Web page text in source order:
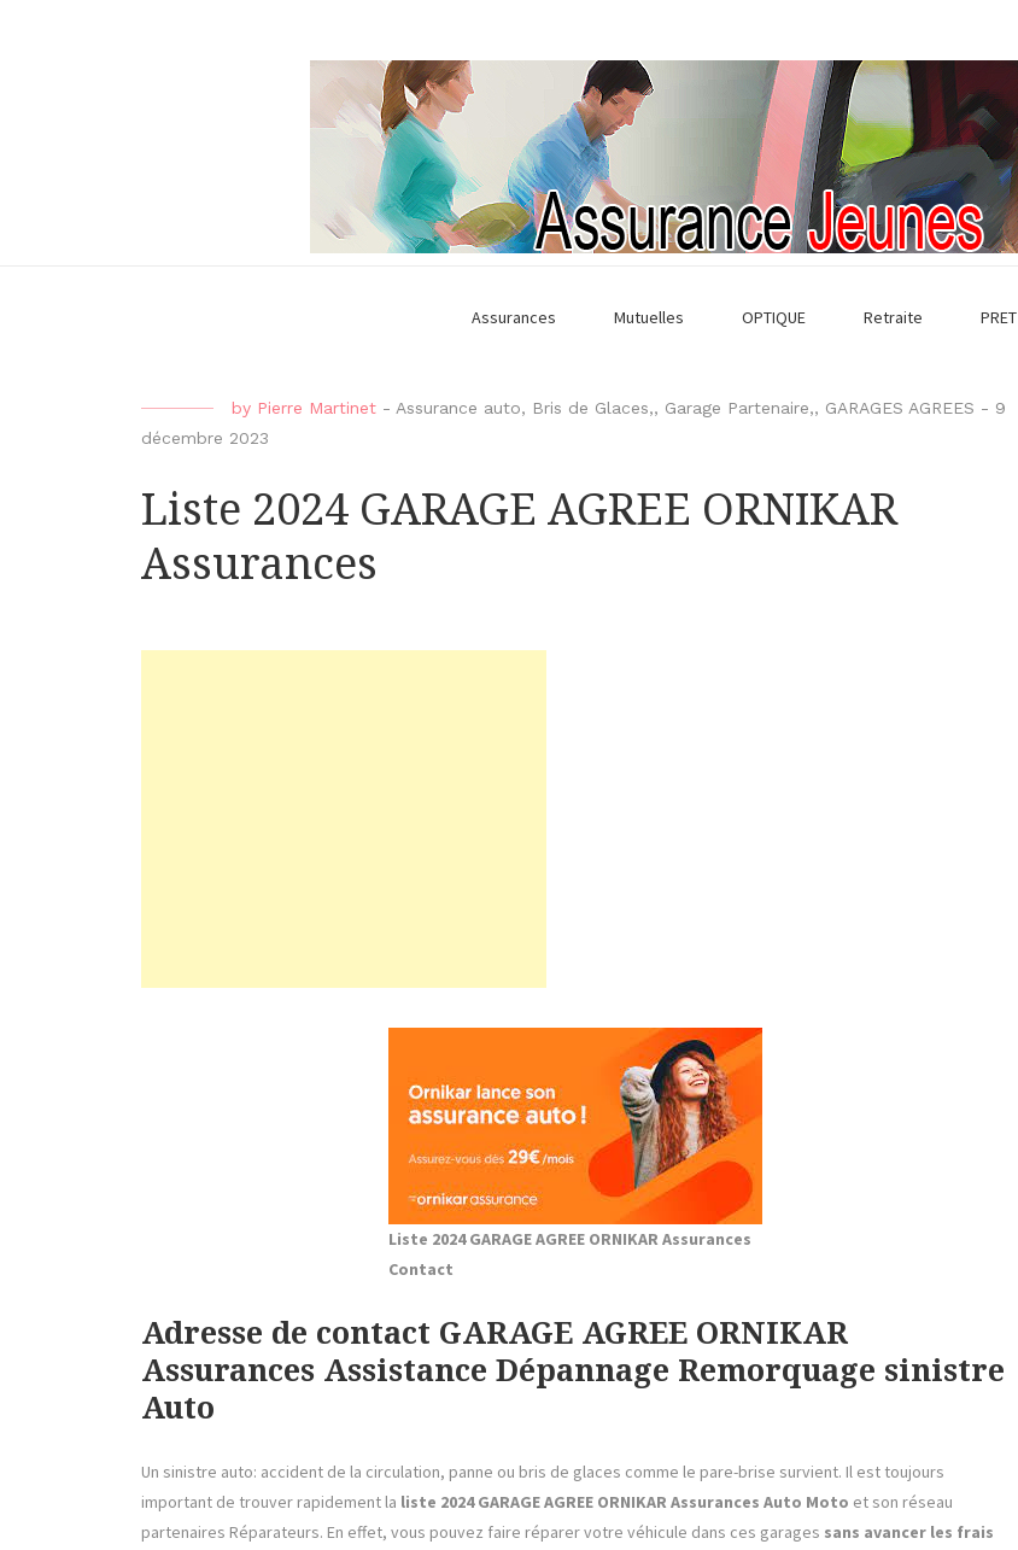
Assurances Mutuelles OPTIQUE Retraite PRET
by Pierre Martinet - Assurance auto, Bris de Glaces,, Garage Partenaire,, GARAGES AGREES - 9
décembre 2023
Liste 2024 GARAGE AGREE ORNIKAR
Assurances
Liste 2024 GARAGE AGREE ORNIKAR Assurances
Contact
Adresse de contact GARAGE AGREE ORNIKAR
Assurances Assistance Dépannage Remorquage sinistre
Auto
Un sinistre auto: accident de la circulation, panne ou bris de glaces comme le pare-brise survient. Il est toujours
important de trouver rapidement la liste 2024 GARAGE AGREE ORNIKAR Assurances Auto Moto et son réseau
partenaires Réparateurs. En effet, vous pouvez faire réparer votre véhicule dans ces garages sans avancer les frais